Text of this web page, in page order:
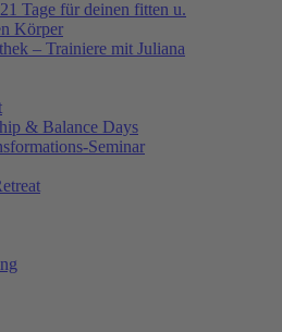
Tage für deinen fitten u.
Körper
– Trainiere mit Juliana
& Balance Days
Seminar